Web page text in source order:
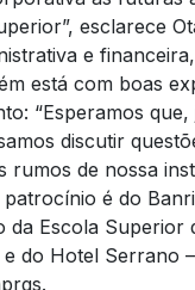
esclarece
e
está com boas
“Esperamos
discutir
rumos de nossa
é do
da Escola Superior
do Hotel Serrano